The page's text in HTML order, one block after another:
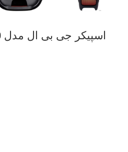
اسپیکر جی بی ال مدل Party Box 1000